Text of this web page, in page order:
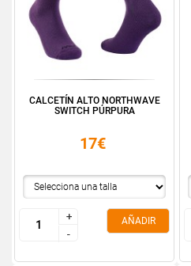
CALCETÍN ALTO NORTHWAVE
SWITCH PÚRPURA
17€
+
-
+
-
AÑADIR